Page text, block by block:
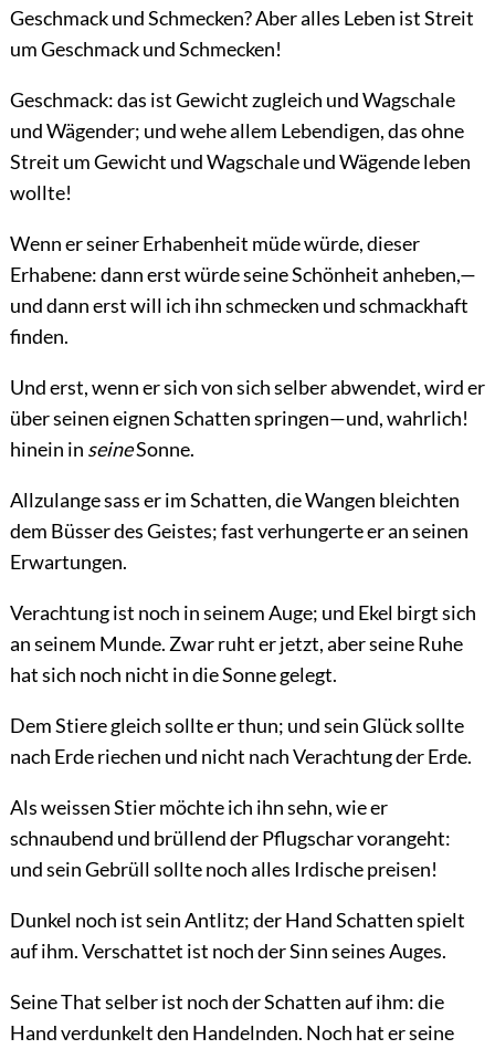
Geschmack und Schmecken? Aber alles Leben ist Streit
um Geschmack und Schmecken!
Geschmack: das ist Gewicht zugleich und Wagschale
und Wägender; und wehe allem Lebendigen, das ohne
Streit um Gewicht und Wagschale und Wägende leben
wollte!
Wenn er seiner Erhabenheit müde würde, dieser
Erhabene: dann erst würde seine Schönheit anheben,—
und dann erst will ich ihn schmecken und schmackhaft
finden.
Und erst, wenn er sich von sich selber abwendet, wird er
über seinen eignen Schatten springen—und, wahrlich!
hinein in seineSonne.
Allzulange sass er im Schatten, die Wangen bleichten
dem Büsser des Geistes; fast verhungerte er an seinen
Erwartungen.
Verachtung ist noch in seinem Auge; und Ekel birgt sich
an seinem Munde. Zwar ruht er jetzt, aber seine Ruhe
hat sich noch nicht in die Sonne gelegt.
Dem Stiere gleich sollte er thun; und sein Glück sollte
nach Erde riechen und nicht nach Verachtung der Erde.
Als weissen Stier möchte ich ihn sehn, wie er
schnaubend und brüllend der Pflugschar vorangeht:
und sein Gebrüll sollte noch alles Irdische preisen!
Dunkel noch ist sein Antlitz; der Hand Schatten spielt
auf ihm. Verschattet ist noch der Sinn seines Auges.
Seine That selber ist noch der Schatten auf ihm: die
Hand verdunkelt den Handelnden. Noch hat er seine